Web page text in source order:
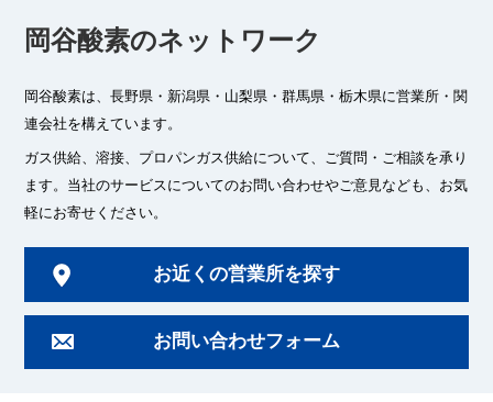
岡谷酸素のネットワーク
岡谷酸素は、長野県・新潟県・山梨県・群馬県・栃木県に営業所・関
連会社を構えています。
ガス供給、溶接、プロパンガス供給について、ご質問・ご相談を承り
ます。 当社のサービスについてのお問い合わせやご意見なども、お気
軽にお寄せください。
お近くの営業所を探す
お問い合わせフォーム